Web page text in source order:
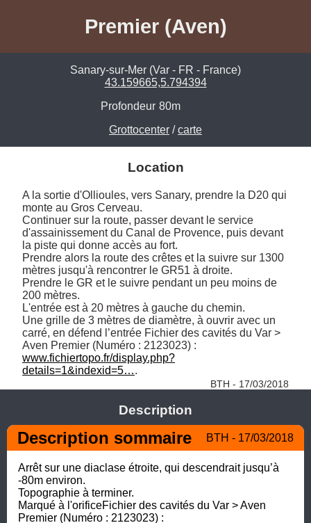
Premier (Aven)
Sanary-sur-Mer (Var - FR - France)
43.159665,5.794394
Profondeur 80m
Grottocenter /carte
Location
A la sortie d'Ollioules, vers Sanary, prendre la D20 qui
monte au Gros Cerveau.
Continuer sur la route, passer devant le service
d'assainissement du Canal de Provence, puis devant
la piste qui donne accès au fort.
Prendre alors la route des crêtes et la suivre sur 1300
mètres jusqu'à rencontrer le GR51 à droite.
Prendre le GR et le suivre pendant un peu moins de
200 mètres.
L'entrée est à 20 mètres à gauche du chemin.
Une grille de 3 mètres de diamètre, à ouvrir avec un
carré, en défend l’entrée Fichier des cavités du Var >
www.fichiertopo.fr/display.php?
details=1&indexid=5….
BTH - 17/03/2018
Description
Description sommaire BTH - 17/03/2018
Arrêt sur une diaclase étroite, qui descendrait jusqu’à
-80m environ.
Topographie à terminer.
Marqué à l'orificeFichier des cavités du Var > Aven